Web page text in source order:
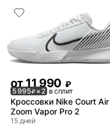
от 11 990 ₽
5 995₽× 2 в сплит
Кроссовки Nike Court Air
Zoom Vapor Pro 2
15 дней